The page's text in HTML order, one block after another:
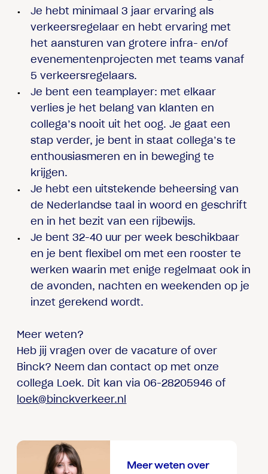
Je hebt minimaal 3 jaar ervaring als
verkeersregelaar en hebt ervaring met
het aansturen van grotere infra- en/of
evenementenprojecten met teams vanaf
5 verkeersregelaars.
Je bent een teamplayer: met elkaar
verlies je het belang van klanten en
collega’s nooit uit het oog. Je gaat een
stap verder, je bent in staat collega’s te
enthousiasmeren en in beweging te
krijgen.
Je hebt een uitstekende beheersing van
de Nederlandse taal in woord en geschrift
en in het bezit van een rijbewijs.
Je bent 32-40 uur per week beschikbaar
en je bent flexibel om met een rooster te
werken waarin met enige regelmaat ook in
de avonden, nachten en weekenden op je
inzet gerekend wordt.
Meer weten?
Heb jij vragen over de vacature of over
Binck? Neem dan contact op met onze
collega Loek. Dit kan via 06-28205946 of
loek@binckverkeer.nl
Meer weten over